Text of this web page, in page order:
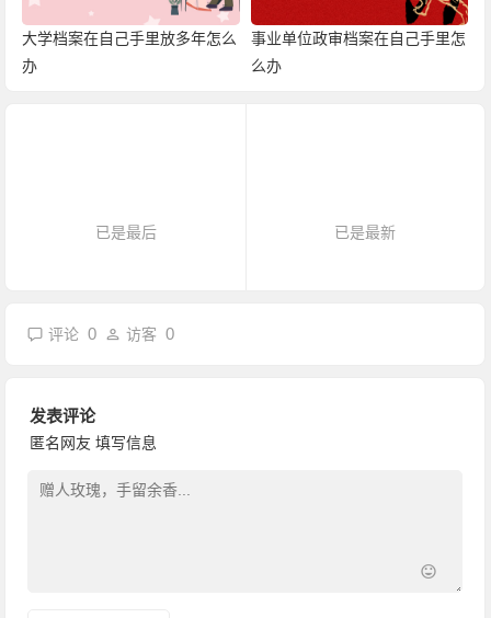
大学档案在自己手里放多年怎么
办
事业单位政审档案在自己手里怎
么办
已是最后 已是最新
评论0 访客0
发表评论
匿名网友 填写信息